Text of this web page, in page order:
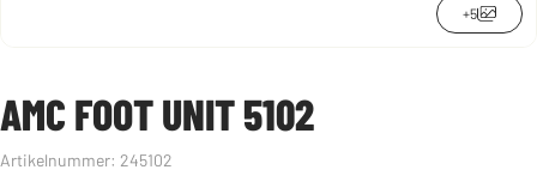
+5
AMC FOOT UNIT 5102
Artikelnummer: 245102